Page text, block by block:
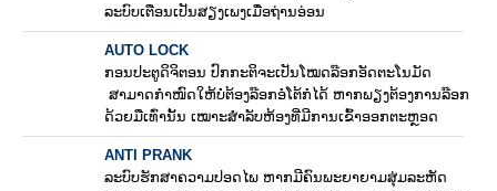
ລະບົບເຕືອນເປັນສຽງເພງເມື່ອຖ່ານອ່ອນ
AUTO LOCK
ກອນປະຕູດິຈິຕອນ ປົກກະຕິຈະເປັນໂໝດລ໊ອກອັດຕະໂນມັດ
ສາມາດກຳໜົດໃຫ້ບໍ່ຕ້ອງລ໊ອກອໍໂຕ້ກໍໄດ້ ຫາກພຽງຕ້ອງການລ໊ອກ
ດ້ວຍມືເທົ່ານັ້ນ ເໝາະສຳລັບຫ້ອງທີ່ມີການເຂົ້າອອກຕະຫຼອດ
ANTI PRANK
ລະບົບຮັກສາຄວາມປອດໄພ ຫາກມີຄົນພະຍາຍາມສຸ່ມລະຫັດ